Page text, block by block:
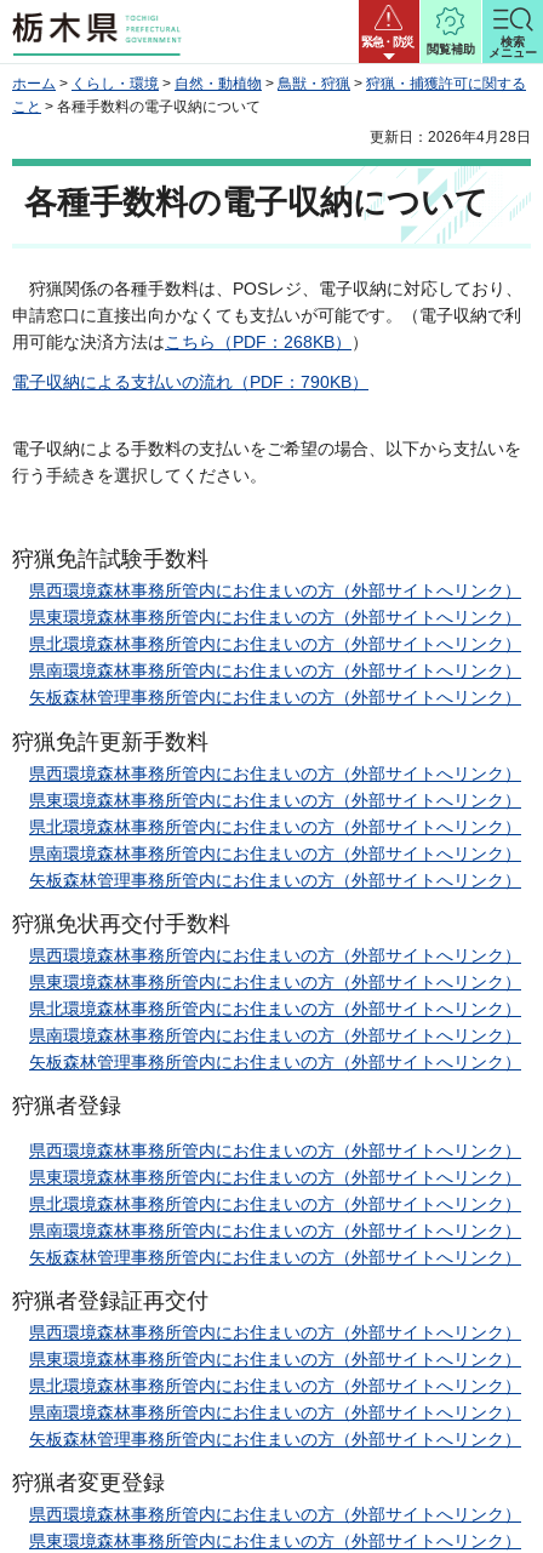
栃木県 緊急・防災
閲覧補助
検索
メニュー
ホーム > くらし・環境 > 自然・動植物 > 鳥獣・狩猟 > 狩猟・捕獲許可に関する
こと > 各種手数料の電子収納について
更新日：2026年4月28日
各種手数料の電子収納について
狩猟関係の各種手数料は、POSレジ、電子収納に対応しており、
申請窓口に直接出向かなくても支払いが可能です。（電子収納で利
用可能な決済方法はこちら（PDF：268KB） ）
電子収納による支払いの流れ（PDF：790KB）
電子収納による手数料の支払いをご希望の場合、以下から支払いを
行う手続きを選択してください。
狩猟免許試験手数料
県西環境森林事務所管内にお住まいの方（外部サイトへリンク）
県東環境森林事務所管内にお住まいの方（外部サイトへリンク）
県北環境森林事務所管内にお住まいの方（外部サイトへリンク）
県南環境森林事務所管内にお住まいの方（外部サイトへリンク）
矢板森林管理事務所管内にお住まいの方（外部サイトへリンク）
狩猟免許更新手数料
県西環境森林事務所管内にお住まいの方（外部サイトへリンク）
県東環境森林事務所管内にお住まいの方（外部サイトへリンク）
県北環境森林事務所管内にお住まいの方（外部サイトへリンク）
県南環境森林事務所管内にお住まいの方（外部サイトへリンク）
矢板森林管理事務所管内にお住まいの方（外部サイトへリンク）
狩猟免状再交付手数料
県西環境森林事務所管内にお住まいの方（外部サイトへリンク）
県東環境森林事務所管内にお住まいの方（外部サイトへリンク）
県北環境森林事務所管内にお住まいの方（外部サイトへリンク）
県南環境森林事務所管内にお住まいの方（外部サイトへリンク）
矢板森林管理事務所管内にお住まいの方（外部サイトへリンク）
狩猟者登録
県西環境森林事務所管内にお住まいの方（外部サイトへリンク）
県東環境森林事務所管内にお住まいの方（外部サイトへリンク）
県北環境森林事務所管内にお住まいの方（外部サイトへリンク）
県南環境森林事務所管内にお住まいの方（外部サイトへリンク）
矢板森林管理事務所管内にお住まいの方（外部サイトへリンク）
狩猟者登録証再交付
県西環境森林事務所管内にお住まいの方（外部サイトへリンク）
県東環境森林事務所管内にお住まいの方（外部サイトへリンク）
県北環境森林事務所管内にお住まいの方（外部サイトへリンク）
県南環境森林事務所管内にお住まいの方（外部サイトへリンク）
矢板森林管理事務所管内にお住まいの方（外部サイトへリンク）
狩猟者変更登録
県西環境森林事務所管内にお住まいの方（外部サイトへリンク）
県東環境森林事務所管内にお住まいの方（外部サイトへリンク）